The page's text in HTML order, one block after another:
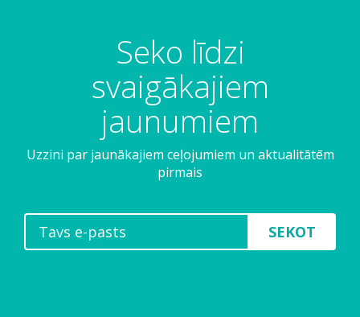
Seko līdzi
svaigākajiem
jaunumiem
Uzzini par jaunākajiem ceļojumiem un aktualitātēm
pirmais
SEKOT